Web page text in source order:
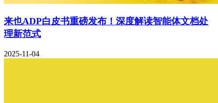
来也ADP白皮书重磅发布！深度解读智能体文档处
理新范式
2025-11-04